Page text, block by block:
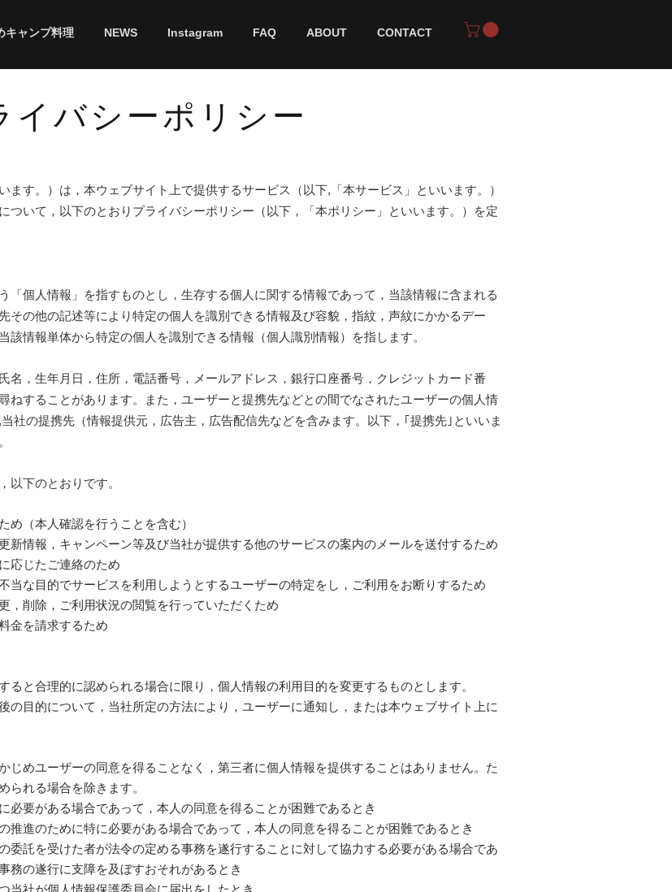
キャンプ料理 NEWS Instagram FAQ ABOUT CONTACT
イバシーポリシー
ます。）は，本ウェブサイト上で提供するサービス（以下,「本サービス」といいます。）
ついて，以下のとおりプライバシーポリシー（以下，「本ポリシー」といいます。）を定
「個人情報」を指すものとし，生存する個人に関する情報であって，当該情報に含まれる
その他の記述等により特定の個人を識別できる情報及び容貌，指紋，声紋にかかるデー
該情報単体から特定の個人を識別できる情報（個人識別情報）を指します。
名，生年月日，住所，電話番号，メールアドレス，銀行口座番号，クレジットカード番
ねすることがあります。また，ユーザーと提携先などとの間でなされたユーザーの個人情
社の提携先（情報提供元，広告主，広告配信先などを含みます。以下，｢提携先｣といいま
以下のとおりです。
め（本人確認を行うことを含む）
新情報，キャンペーン等及び当社が提供する他のサービスの案内のメールを送付するため
応じたご連絡のため
当な目的でサービスを利用しようとするユーザーの特定をし，ご利用をお断りするため
，削除，ご利用状況の閲覧を行っていただくため
金を請求するため
ると合理的に認められる場合に限り，個人情報の利用目的を変更するものとします。
の目的について，当社所定の方法により，ユーザーに通知し，または本ウェブサイト上に
じめユーザーの同意を得ることなく，第三者に個人情報を提供することはありません。た
られる場合を除きます。
必要がある場合であって，本人の同意を得ることが困難であるとき
推進のために特に必要がある場合であって，本人の同意を得ることが困難であるとき
委託を受けた者が法令の定める事務を遂行することに対して協力する必要がある場合であ
務の遂行に支障を及ぼすおそれがあるとき